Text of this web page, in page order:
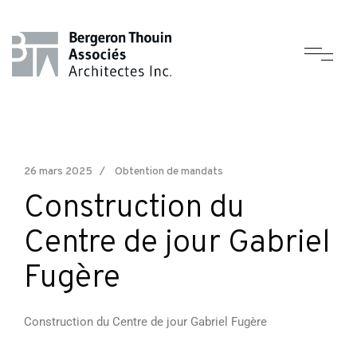
26 mars 2025 Obtention de mandats
Construction du
Centre de jour Gabriel
Fugère
Construction du Centre de jour Gabriel Fugère